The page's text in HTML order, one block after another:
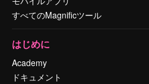
すべてのMagnificツール
はじめに
Academy
ドキュメント